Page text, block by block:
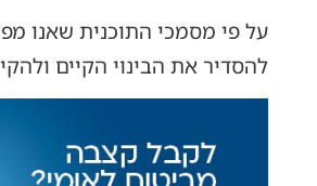
להסדיר את הבינוי הקיים ולהקים שני